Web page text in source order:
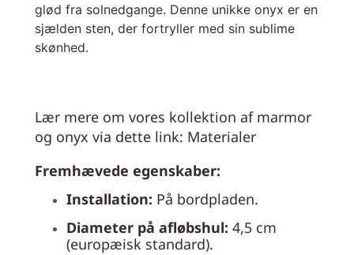
glød fra solnedgange. Denne unikke onyx er en
sjælden sten, der fortryller med sin sublime
skønhed.
Lær mere om vores kollektion af marmor
og onyx via dette link: Materialer
Fremhævede egenskaber:
Installation: På bordpladen.
Diameter på afløbshul: 4,5 cm
(europæisk standard).